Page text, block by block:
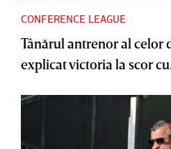
CONFERENCE LEAGUE
Tânărul antrenor al celor
explicat victoria la scor